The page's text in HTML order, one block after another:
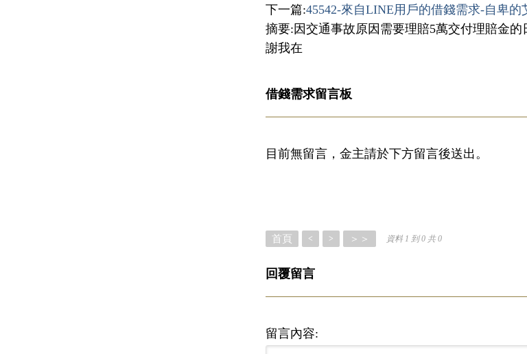
下一篇:45542-來自LINE用戶的借錢需求-自卑的
摘要:因交通事故原因需要理賠5萬交付理賠金
謝我在
借錢需求留言板
目前無留言，金主請於下方留言後送出。
首頁 < > ＞＞ 資料 1 到 0 共 0
回覆留言
留言內容: